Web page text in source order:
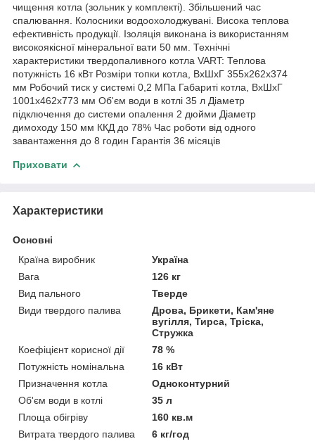
чищення котла (зольник у комплекті). Збільшений час
спалювання. Колосники водоохолоджувані. Висока теплова
ефективність продукції. Ізоляція виконана із використанням
високоякісної мінеральної вати 50 мм. Технічні
характеристики твердопаливного котла VART: Теплова
потужність 16 кВт Розміри топки котла, ВхШхГ 355х262х374
мм Робочий тиск у системі 0,2 МПа Габариті котла, ВхШхГ
1001х462х773 мм Об'єм води в котлі 35 л Діаметр
підключення до системи опалення 2 дюйми Діаметр
димоходу 150 мм ККД до 78% Час роботи від одного
завантаження до 8 годин Гарантія 36 місяців
Приховати
Характеристики
Основні
Країна виробник
Україна
Вага
126 кг
Вид пального
Тверде
Види твердого палива
Дрова, Брикети, Кам'яне
вугілля, Тирса, Тріска,
Стружка
Коефіцієнт корисної дії
78 %
Потужність номінальна
16 кВт
Призначення котла
Одноконтурний
Об'єм води в котлі
35 л
Площа обігріву
160 кв.м
Витрата твердого палива
6 кг/год